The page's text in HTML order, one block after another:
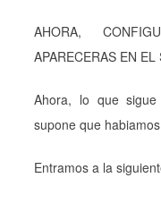
AHORA,
APARECERAS EN
Ahora, lo que
supone que
Entramos a la